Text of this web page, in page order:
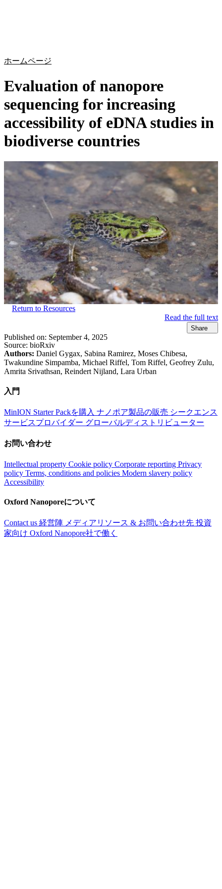
ホームページ
Evaluation of nanopore
sequencing for increasing
accessibility of eDNA studies in
biodiverse countries
Return to Resources
Read the full text
Share
Published on: September 4, 2025
Source: bioRxiv
Authors: Daniel Gygax, Sabina Ramirez, Moses Chibesa,
Twakundine Simpamba, Michael Riffel, Tom Riffel, Geofrey Zulu,
Amrita Srivathsan, Reindert Nijland, Lara Urban
入門
MinION Starter Packを購入 ナノポア製品の販売 シークエンス
サービスプロバイダー グローバルディストリビューター
お問い合わせ
Intellectual property Cookie policy Corporate reporting Privacy
policy Terms, conditions and policies Modern slavery policy
Accessibility
Oxford Nanoporeについて
Contact us 経営陣 メディアリソース & お問い合わせ先 投資
家向け Oxford Nanopore社で働く